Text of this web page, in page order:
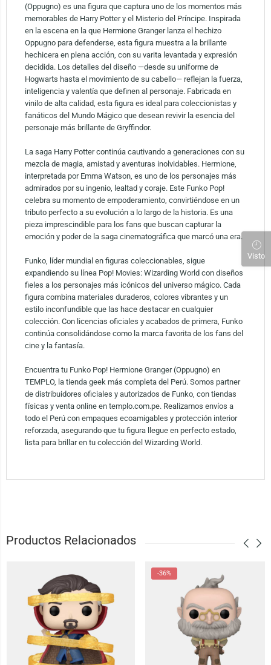
(Oppugno) es una figura que captura uno de los momentos más
memorables de Harry Potter y el Misterio del Príncipe. Inspirada
en la escena en la que Hermione Granger lanza el hechizo
Oppugno para defenderse, esta figura muestra a la brillante
hechicera en plena acción, con su varita levantada y expresión
decidida. Los detalles del diseño —desde su uniforme de
Hogwarts hasta el movimiento de su cabello— reflejan la fuerza,
inteligencia y valentía que definen al personaje. Fabricada en
vinilo de alta calidad, esta figura es ideal para coleccionistas y
fanáticos del Mundo Mágico que desean revivir la esencia del
personaje más brillante de Gryffindor.
La saga Harry Potter continúa cautivando a generaciones con su
mezcla de magia, amistad y aventuras inolvidables. Hermione,
interpretada por Emma Watson, es uno de los personajes más
admirados por su ingenio, lealtad y coraje. Este Funko Pop!
celebra su momento de empoderamiento, convirtiéndose en un
tributo perfecto a su evolución a lo largo de la historia. Es una
pieza imprescindible para los fans que buscan capturar la
emoción y poder de la saga cinematográfica que marcó una era.
Funko, líder mundial en figuras coleccionables, sigue
expandiendo su línea Pop! Movies: Wizarding World con diseños
fieles a los personajes más icónicos del universo mágico. Cada
figura combina materiales duraderos, colores vibrantes y un
estilo inconfundible que las hace destacar en cualquier
colección. Con licencias oficiales y acabados de primera, Funko
continúa consolidándose como la marca favorita de los fans del
cine y la fantasía.
Encuentra tu Funko Pop! Hermione Granger (Oppugno) en
TEMPLO, la tienda geek más completa del Perú. Somos partner
de distribuidores oficiales y autorizados de Funko, con tiendas
físicas y venta online en templo.com.pe. Realizamos envíos a
todo el Perú con empaques ecoamigables y protección interior
reforzada, asegurando que tu figura llegue en perfecto estado,
lista para brillar en tu colección del Wizarding World.
Productos Relacionados
-36%
Visto